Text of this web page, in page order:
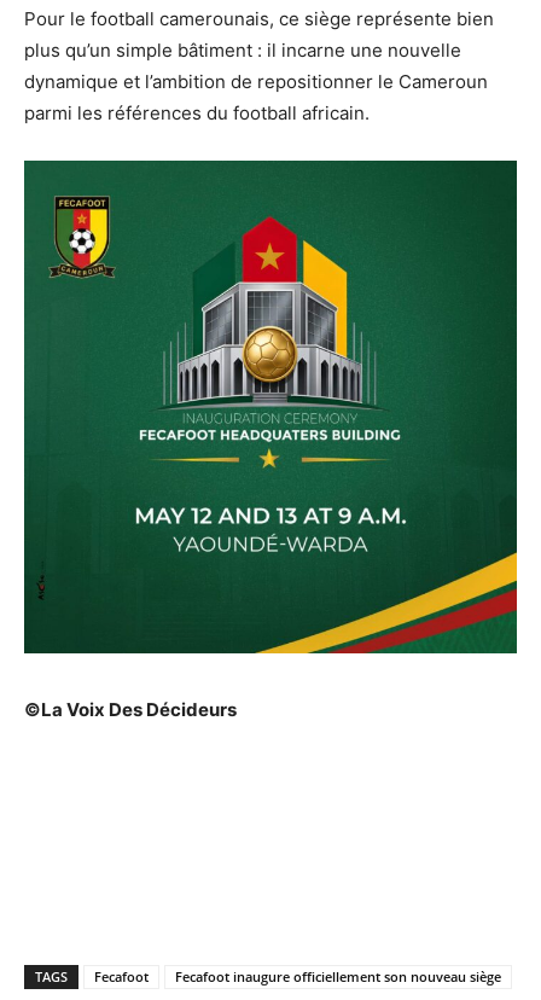
Pour le football camerounais, ce siège représente bien
plus qu’un simple bâtiment : il incarne une nouvelle
dynamique et l’ambition de repositionner le Cameroun
parmi les références du football africain.
©La Voix Des Décideurs
TAGS Fecafoot Fecafoot inaugure officiellement son nouveau siège